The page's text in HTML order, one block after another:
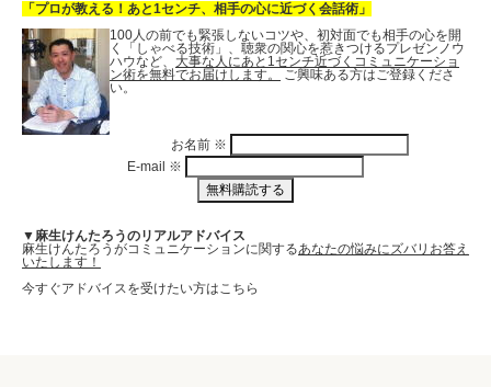
「プロが教える！あと1センチ、相手の心に近づく会話術」
100人の前でも緊張しないコツや、初対面でも相手の心を開
く「しゃべる技術」、聴衆の関心を惹きつけるプレゼンノウ
ハウなど、 大事な人にあと1センチ近づくコミュニケーショ
ン術を無料でお届けします。
ご興味ある方はご登録くださ
い。
お名前 ※
E-mail ※
▼麻生けんたろうのリアルアドバイス
麻生けんたろうがコミュニケーションに関するあなたの悩みにズバリお答え
いたします！
今すぐアドバイスを受けたい方はこちら